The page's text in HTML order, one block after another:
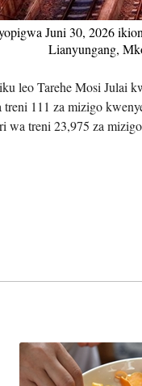
Juni 30, 2026
Lianyungang,
leo Tarehe Mosi Julai
treni 111 za mizigo
wa treni 23,975 za